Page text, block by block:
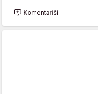
Komentariši